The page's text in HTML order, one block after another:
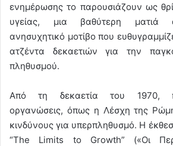
ενημέρωσης το παρουσιάζουν ως
υγείας, μια βαθύτερη ματιά
ανησυχητικό μοτίβο που
ατζέντα δεκαετιών για την
πληθυσμού.
Από τη δεκαετία του 1970,
οργανώσεις, όπως η Λέσχη της
κινδύνους για υπερπληθυσμό. Η
“The Limits to Growth” («Οι